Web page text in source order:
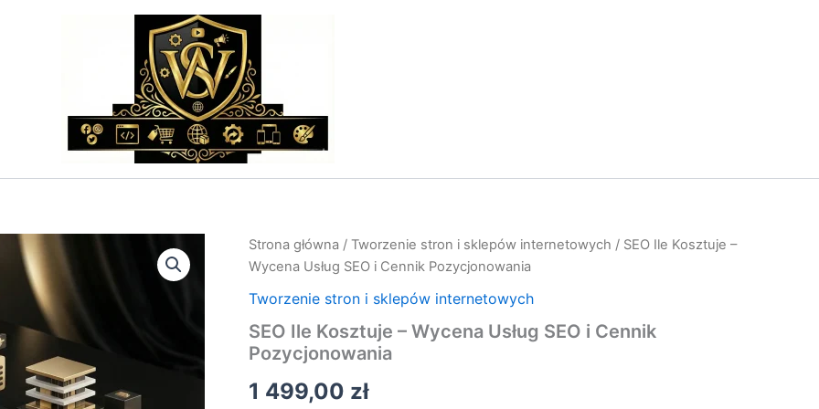
Strona główna / Tworzenie stron i sklepów internetowych / SEO Ile Kosztuje –
Wycena Usług SEO i Cennik Pozycjonowania
Tworzenie stron i sklepów internetowych
SEO Ile Kosztuje – Wycena Usług SEO i Cennik
Pozycjonowania
1 499,00 zł
ilość
SEO
Kosztuje
Wycena
Usług
i